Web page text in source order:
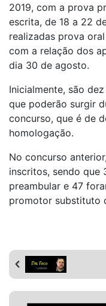
2019, com a prova
escrita, de 18 a 22
realizadas prova
com a relação dos
dia 30 de agosto.
Inicialmente, são
que poderão surgir
concurso, que é de
homologação.
No concurso
inscritos, sendo que
preambular e 47
promotor substituto